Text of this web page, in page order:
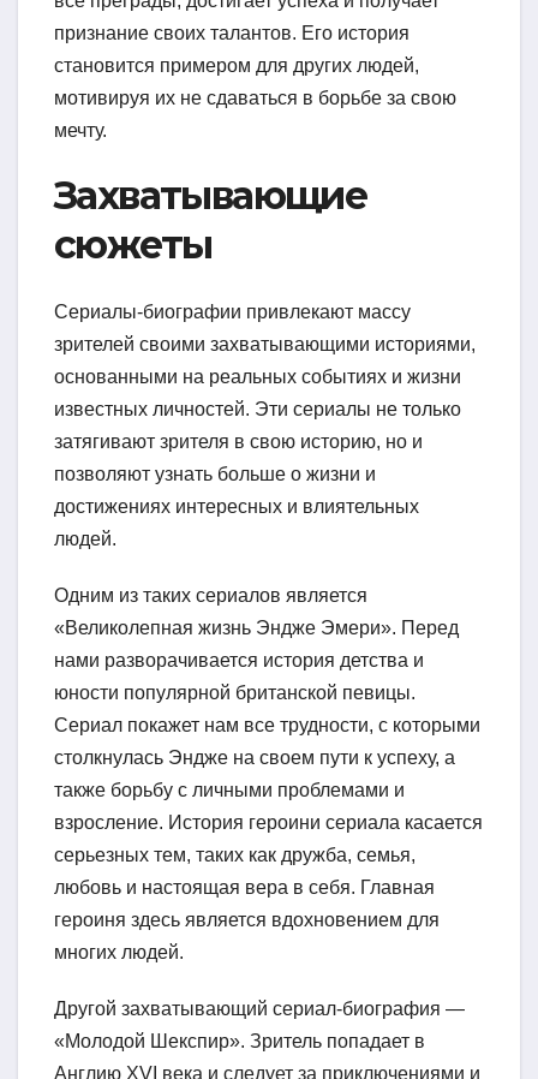
признание своих талантов. Его история
становится примером для других людей,
мотивируя их не сдаваться в борьбе за свою
мечту.
Захватывающие
сюжеты
Сериалы-биографии привлекают массу
зрителей своими захватывающими историями,
основанными на реальных событиях и жизни
известных личностей. Эти сериалы не только
затягивают зрителя в свою историю, но и
позволяют узнать больше о жизни и
достижениях интересных и влиятельных
людей.
Одним из таких сериалов является
«Великолепная жизнь Эндже Эмери». Перед
нами разворачивается история детства и
юности популярной британской певицы.
Сериал покажет нам все трудности, с которыми
столкнулась Эндже на своем пути к успеху, а
также борьбу с личными проблемами и
взросление. История героини сериала касается
серьезных тем, таких как дружба, семья,
любовь и настоящая вера в себя. Главная
героиня здесь является вдохновением для
многих людей.
Другой захватывающий сериал-биография —
«Молодой Шекспир». Зритель попадает в
Англию XVI века и следует за приключениями и